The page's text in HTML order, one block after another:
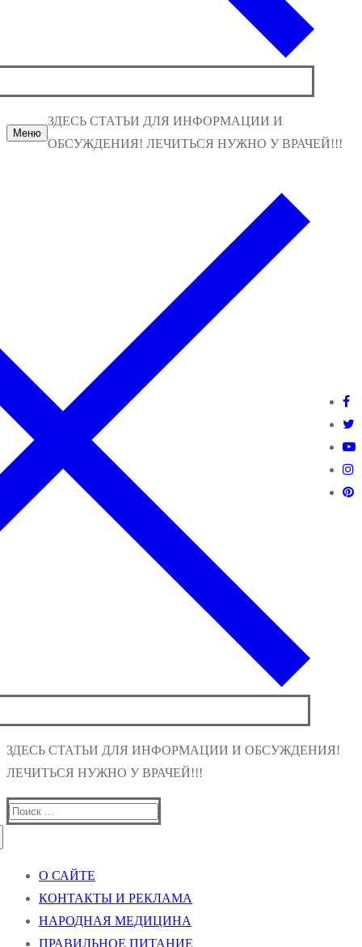
Меню
ЗДЕСЬ СТАТЬИ ДЛЯ ИНФОРМАЦИИ И
ОБСУЖДЕНИЯ! ЛЕЧИТЬСЯ НУЖНО У ВРАЧЕЙ!!!
ЗДЕСЬ СТАТЬИ ДЛЯ ИНФОРМАЦИИ И ОБСУЖДЕНИЯ!
ЛЕЧИТЬСЯ НУЖНО У ВРАЧЕЙ!!!
Найти:
О САЙТЕ
КОНТАКТЫ И РЕКЛАМА
НАРОДНАЯ МЕДИЦИНА
ПРАВИЛЬНОЕ ПИТАНИЕ